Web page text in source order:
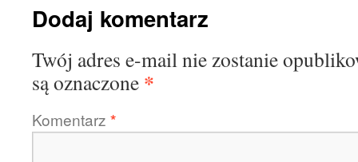
Dodaj komentarz
Twój adres e-mail nie zostanie
są oznaczone *
Komentarz *